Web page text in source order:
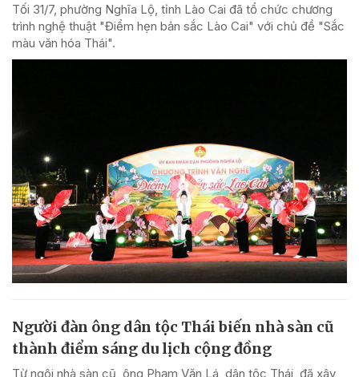
Tối 31/7, phường Nghĩa Lộ, tỉnh Lào Cai đã tổ chức chương
trình nghệ thuật "Điểm hẹn bản sắc Lào Cai" với chủ đề "Sắc
màu văn hóa Thái".
Người đàn ông dân tộc Thái biến nhà sàn cũ
thành điểm sáng du lịch cộng đồng
Từ ngôi nhà sàn cũ, ông Phạm Văn Lá, dân tộc Thái, đã xây